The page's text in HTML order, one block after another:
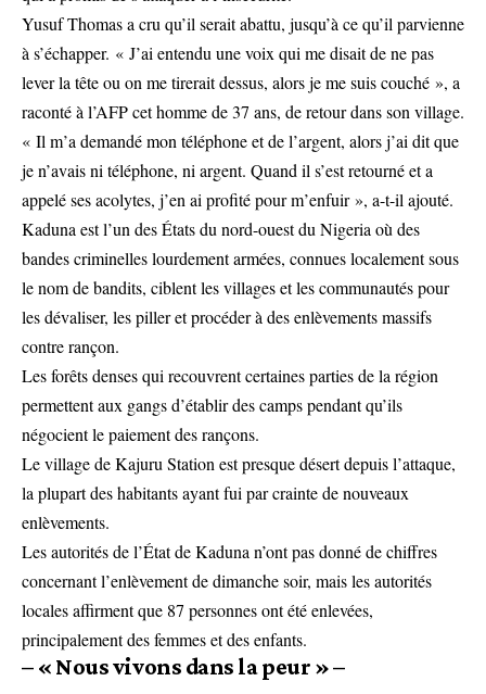
Yusuf Thomas a cru qu’il serait abattu, jusqu’à ce qu’il parvienne
à s’échapper. « J’ai entendu une voix qui me disait de ne pas
lever la tête ou on me tirerait dessus, alors je me suis couché », a
raconté à l’AFP cet homme de 37 ans, de retour dans son village.
« Il m’a demandé mon téléphone et de l’argent, alors j’ai dit que
je n’avais ni téléphone, ni argent. Quand il s’est retourné et a
appelé ses acolytes, j’en ai profité pour m’enfuir », a-t-il ajouté.
Kaduna est l’un des États du nord-ouest du Nigeria où des
bandes criminelles lourdement armées, connues localement sous
le nom de bandits, ciblent les villages et les communautés pour
les dévaliser, les piller et procéder à des enlèvements massifs
contre rançon.
Les forêts denses qui recouvrent certaines parties de la région
permettent aux gangs d’établir des camps pendant qu’ils
négocient le paiement des rançons.
Le village de Kajuru Station est presque désert depuis l’attaque,
la plupart des habitants ayant fui par crainte de nouveaux
enlèvements.
Les autorités de l’État de Kaduna n’ont pas donné de chiffres
concernant l’enlèvement de dimanche soir, mais les autorités
locales affirment que 87 personnes ont été enlevées,
principalement des femmes et des enfants.
– « Nous vivons dans la peur » –